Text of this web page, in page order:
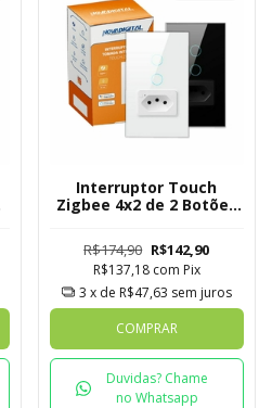
Interruptor Touch
Zigbee 4x2 de 2 Botões
R$174,90 R$142,90
R$137,18 com Pix
3 x de R$47,63 sem juros
COMPRAR
Duvidas? Chame
no Whatsapp